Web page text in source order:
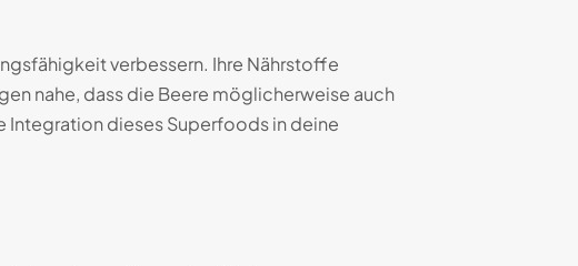
verbessern. Ihre Nährstoffe
nahe, dass die Beere möglicherweise auch
Integration dieses Superfoods in deine